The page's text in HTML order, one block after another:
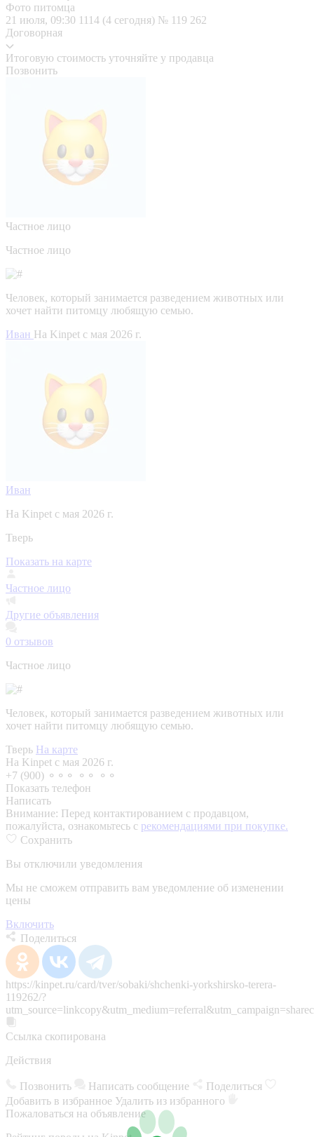
Фото питомца
21 июля, 09:30 1114 (4 сегодня) № 119 262
Договорная
Итоговую стоимость уточняйте у продавца
Позвонить
Частное лицо
Частное лицо
Человек, который занимается разведением животных или
хочет найти питомцу любящую семью.
Иван На Kinpet c мая 2026 г.
Иван
На Kinpet c мая 2026 г.
Тверь
Показать на карте
Частное лицо
Другие объявления
0 отзывов
Частное лицо
Человек, который занимается разведением животных или
хочет найти питомцу любящую семью.
Тверь На карте
На Kinpet c мая 2026 г.
+7 (900) ⚬⚬⚬ ⚬⚬ ⚬⚬
Показать телефон
Написать
Внимание: Перед контактированием с продавцом,
пожалуйста, ознакомьтесь с рекомендациями при покупке.
Сохранить
Вы отключили уведомления
Мы не сможем отправить вам уведомление об изменении
цены
Включить
Поделиться
https://kinpet.ru/card/tver/sobaki/shchenki-yorkshirsko-terera-
119262/?
Ссылка скопирована
Действия
Позвонить Написать сообщение
Поделиться
Добавить в избранное Удалить из избранного
Пожаловаться на объявление